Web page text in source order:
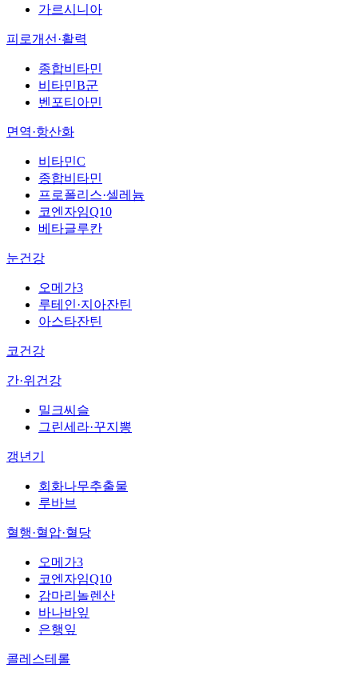
가르시니아
피로개선·활력
종합비타민
비타민B군
벤포티아민
면역·항산화
비타민C
종합비타민
프로폴리스·셀레늄
코엔자임Q10
베타글루칸
눈건강
오메가3
루테인·지아잔틴
아스타잔틴
코건강
간·위건강
밀크씨슬
그린세라·꾸지뽕
갱년기
회화나무추출물
루바브
혈행·혈압·혈당
오메가3
코엔자임Q10
감마리놀렌산
바나바잎
은행잎
콜레스테롤